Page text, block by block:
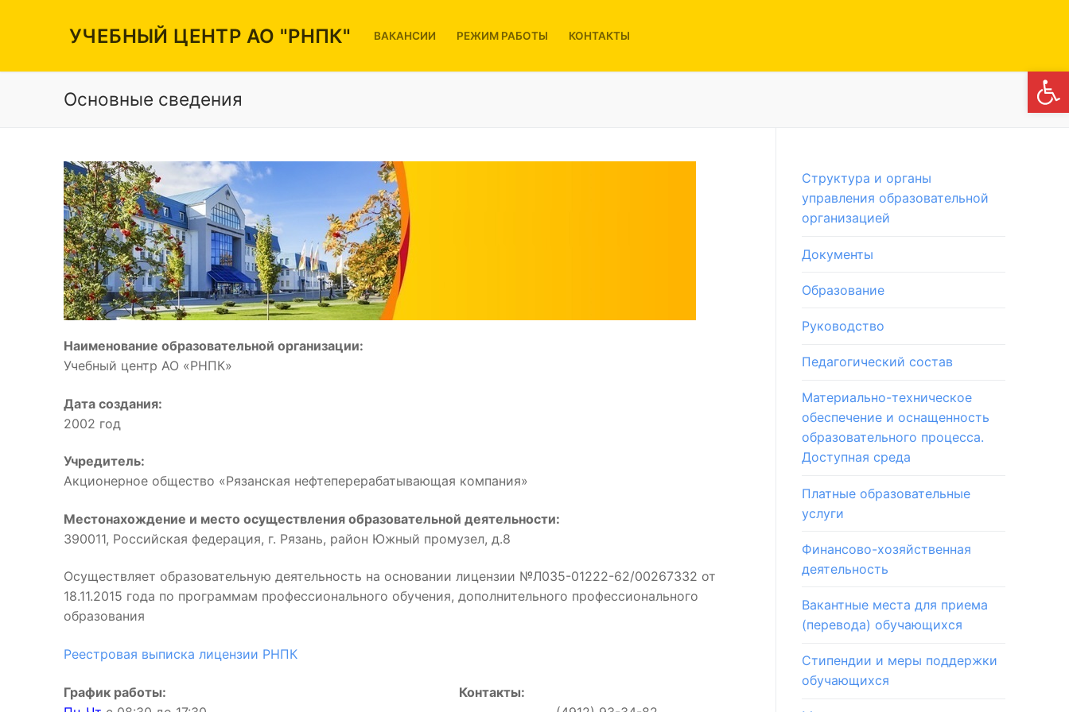
УЧЕБНЫЙ ЦЕНТР АО "РНПК" ВАКАНСИИ РЕЖИМ РАБОТЫ КОНТАКТЫ
Вакансии
Режим работы
Контакты
Основные сведения
Наименование образовательной организации:
Учебный центр АО «РНПК»
Дата создания:
2002 год
Учредитель:
Акционерное общество «Рязанская нефтеперерабатывающая компания»
Местонахождение и место осуществления образовательной деятельности:
390011, Российская федерация, г. Рязань, район Южный промузел, д.8
Осуществляет образовательную деятельность на основании лицензии №Л035-01222-62/00267332 от
18.11.2015 года по программам профессионального обучения, дополнительного профессионального
образования
Реестровая выписка лицензии РНПК
График работы: Контакты:
Структура и органы
управления образовательной
организацией
Документы
Образование
Руководство
Педагогический состав
Материально-техническое
обеспечение и оснащенность
образовательного процесса.
Доступная среда
Платные образовательные
услуги
Финансово-хозяйственная
деятельность
Вакантные места для приема
(перевода) обучающихся
Стипендии и меры поддержки
обучающихся